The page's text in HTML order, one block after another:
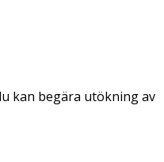
kan begära utökning av